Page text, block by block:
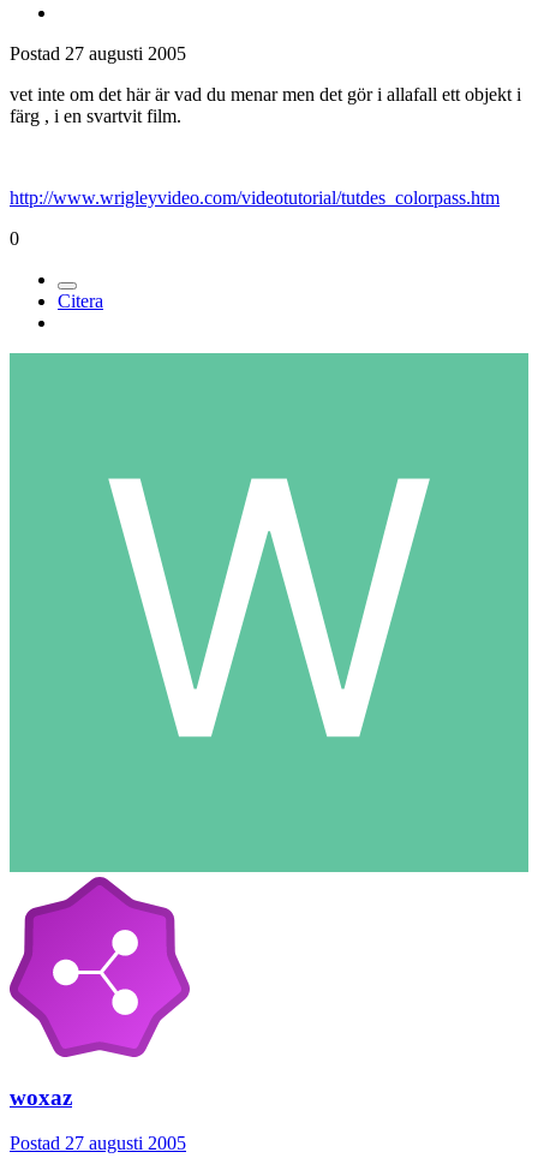
Postad 27 augusti 2005
vet inte om det här är vad du menar men det gör i allafall ett objekt i
färg , i en svartvit film.
http://www.wrigleyvideo.com/videotutorial/tutdes_colorpass.htm
0
Citera
woxaz
Postad 27 augusti 2005